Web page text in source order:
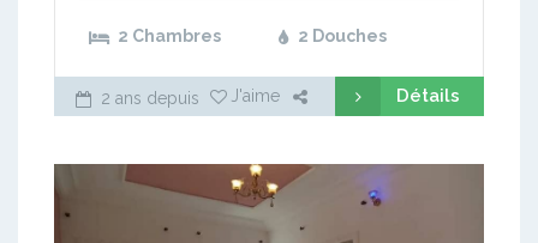
2 Chambres 2 Douches
2 ans depuis J'aime Détails